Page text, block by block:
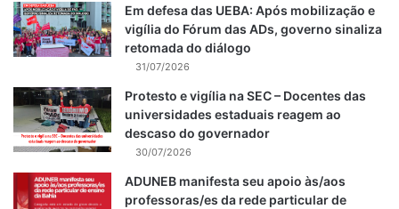
Em defesa das UEBA: Após mobilização e
vigília do Fórum das ADs, governo sinaliza
retomada do diálogo
31/07/2026
Protesto e vigília na SEC – Docentes das
universidades estaduais reagem ao
descaso do governador
30/07/2026
ADUNEB manifesta seu apoio às/aos
professoras/es da rede particular de